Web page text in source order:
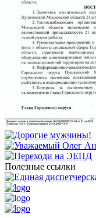
Полезные ссылки